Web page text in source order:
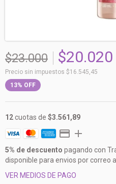
$23.000 $20.020
Precio sin impuestos $16.545,45
13% OFF
12cuotas de $3.561,89
5% de descuento pagando con
disponible para envios por correo
VER MEDIOS DE PAGO